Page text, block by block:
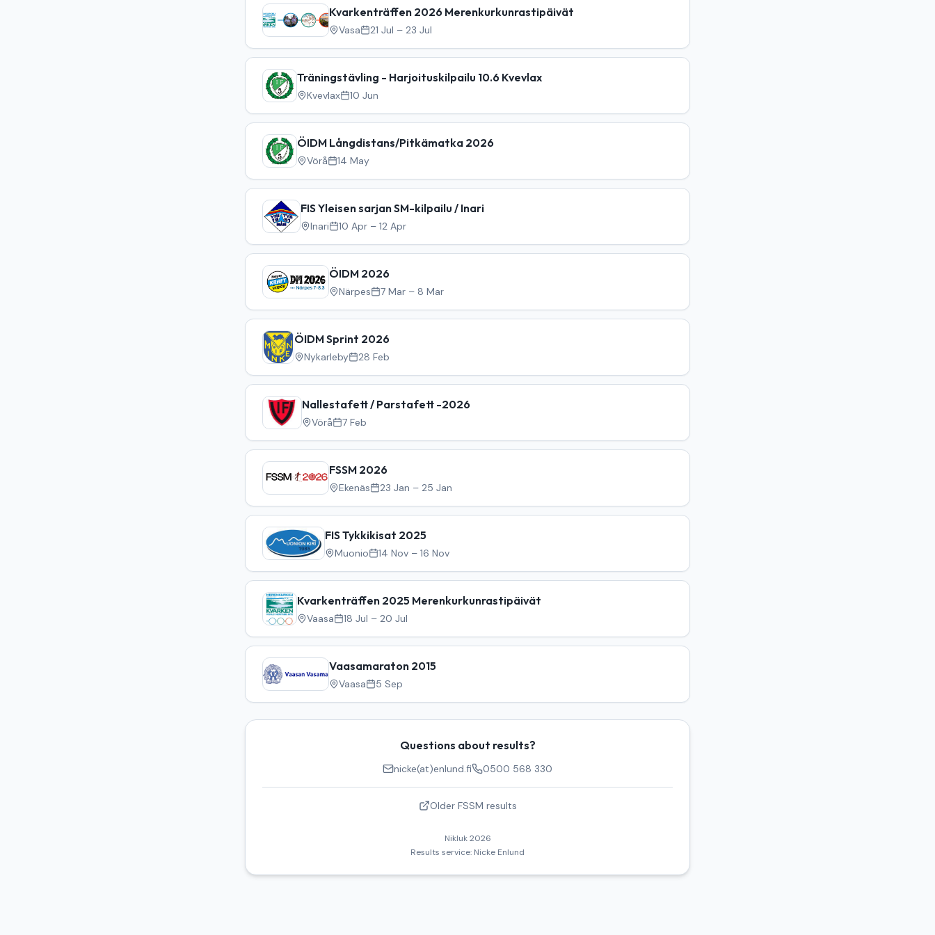
Kvarkenträffen 2026 Merenkurkunrastipäivät
Vasa 21 Jul – 23 Jul
Träningstävling - Harjoituskilpailu 10.6 Kvevlax
Kvevlax 10 Jun
ÖIDM Långdistans/Pitkämatka 2026
Vörå 14 May
FIS Yleisen sarjan SM-kilpailu / Inari
Inari 10 Apr – 12 Apr
ÖIDM 2026
Närpes 7 Mar – 8 Mar
ÖIDM Sprint 2026
Nykarleby 28 Feb
Nallestafett / Parstafett -2026
Vörå 7 Feb
FSSM 2026
Ekenäs 23 Jan – 25 Jan
FIS Tykkikisat 2025
Muonio 14 Nov – 16 Nov
Kvarkenträffen 2025 Merenkurkunrastipäivät
Vaasa 18 Jul – 20 Jul
Vaasamaraton 2015
Vaasa 5 Sep
Questions about results?
nicke(at)enlund.fi 0500 568 330
Older FSSM results
Nikluk2026
Results service: Nicke Enlund